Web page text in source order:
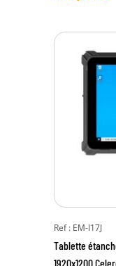
Ref : EM-I17J
Tablette
1920x1200